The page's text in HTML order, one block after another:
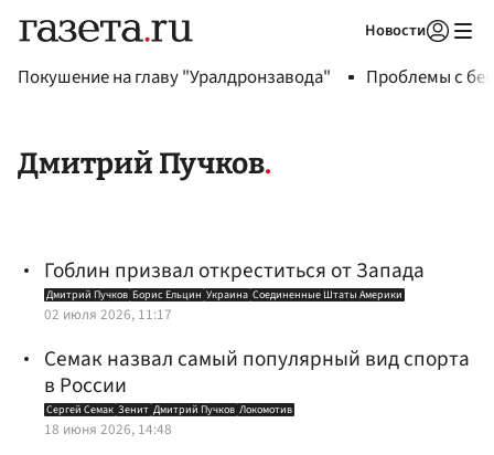
Новости
Покушение на главу "Уралдронзавода" Проблемы с
Дмитрий Пучков
Гоблин призвал откреститься от Запада
Дмитрий Пучков Борис Ельцин Украина Соединенные Штаты Америки
02 июля 2026, 11:17
Семак назвал самый популярный вид спорта
в России
Сергей Семак Зенит Дмитрий Пучков Локомотив
18 июня 2026, 14:48